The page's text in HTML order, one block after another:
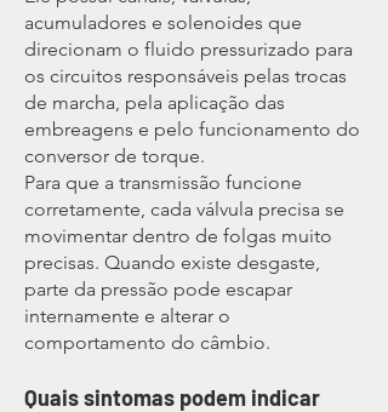
acumuladores e solenoides que
direcionam o fluido pressurizado para
os circuitos responsáveis pelas trocas
de marcha, pela aplicação das
embreagens e pelo funcionamento do
conversor de torque.
Para que a transmissão funcione
corretamente, cada válvula precisa se
movimentar dentro de folgas muito
precisas. Quando existe desgaste,
parte da pressão pode escapar
internamente e alterar o
comportamento do câmbio.
Quais sintomas podem indicar